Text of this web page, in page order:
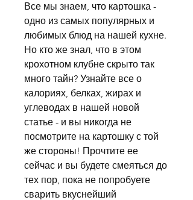
Все мы знаем, что картошка -
одно из самых популярных и
любимых блюд на нашей кухне.
Но кто же знал, что в этом
крохотном клубне скрыто так
много тайн? Узнайте все о
калориях, белках, жирах и
углеводах в нашей новой
статье - и вы никогда не
посмотрите на картошку с той
же стороны! Прочтите ее
сейчас и вы будете смеяться до
тех пор, пока не попробуете
сварить вкуснейший